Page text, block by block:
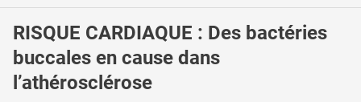
RISQUE CARDIAQUE : Des bactéries
buccales en cause dans
l’athérosclérose